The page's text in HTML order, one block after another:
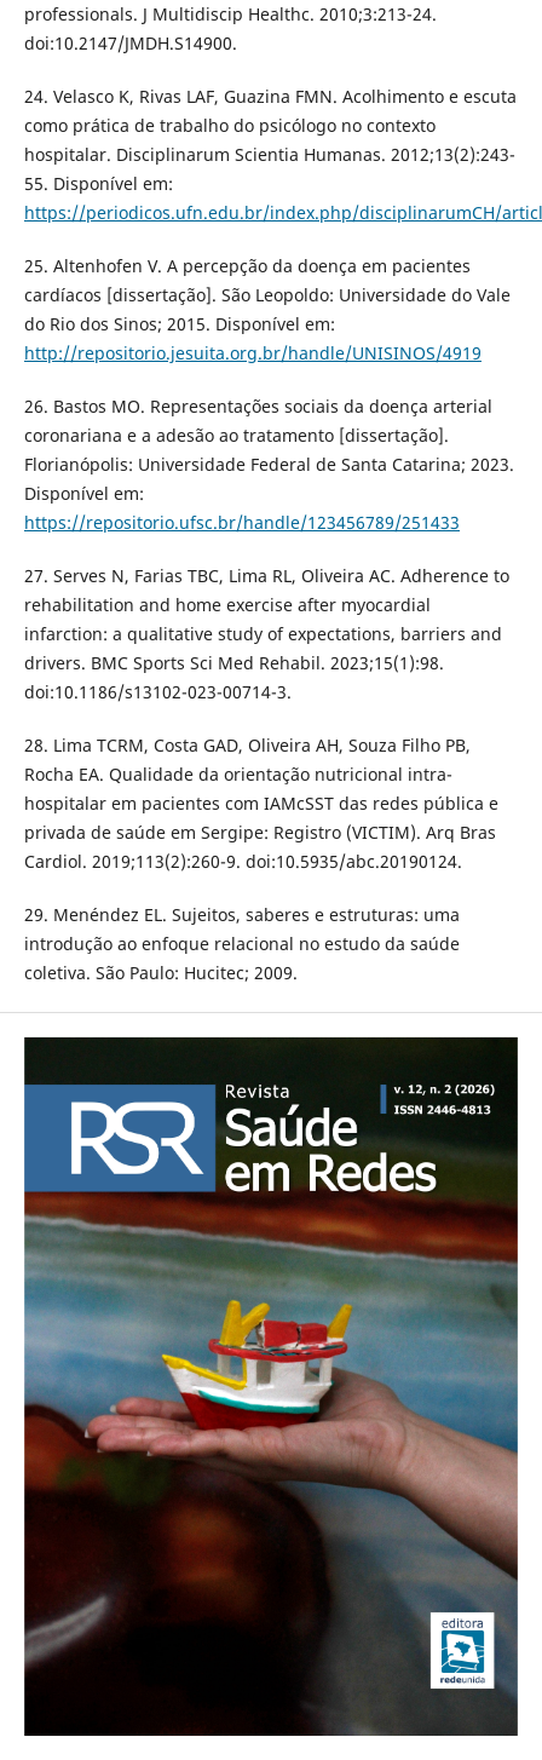
professionals. J Multidiscip Healthc. 2010;3:213-24.
doi:10.2147/JMDH.S14900.
24. Velasco K, Rivas LAF, Guazina FMN. Acolhimento e escuta
como prática de trabalho do psicólogo no contexto
hospitalar. Disciplinarum Scientia Humanas. 2012;13(2):243-
55. Disponível em:
https://periodicos.ufn.edu.br/index.php/disciplinarumCH/
25. Altenhofen V. A percepção da doença em pacientes
cardíacos [dissertação]. São Leopoldo: Universidade do Vale
do Rio dos Sinos; 2015. Disponível em:
http://repositorio.jesuita.org.br/handle/UNISINOS/4919
26. Bastos MO. Representações sociais da doença arterial
coronariana e a adesão ao tratamento [dissertação].
Florianópolis: Universidade Federal de Santa Catarina; 2023.
Disponível em:
https://repositorio.ufsc.br/handle/123456789/251433
27. Serves N, Farias TBC, Lima RL, Oliveira AC. Adherence to
rehabilitation and home exercise after myocardial
infarction: a qualitative study of expectations, barriers and
drivers. BMC Sports Sci Med Rehabil. 2023;15(1):98.
doi:10.1186/s13102-023-00714-3.
28. Lima TCRM, Costa GAD, Oliveira AH, Souza Filho PB,
Rocha EA. Qualidade da orientação nutricional intra-
hospitalar em pacientes com IAMcSST das redes pública e
privada de saúde em Sergipe: Registro (VICTIM). Arq Bras
Cardiol. 2019;113(2):260-9. doi:10.5935/abc.20190124.
29. Menéndez EL. Sujeitos, saberes e estruturas: uma
introdução ao enfoque relacional no estudo da saúde
coletiva. São Paulo: Hucitec; 2009.